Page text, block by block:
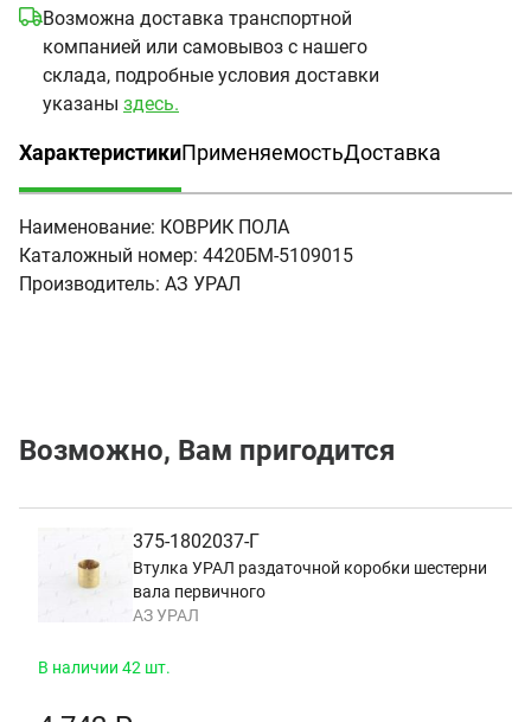
Возможна доставка транспортной
компанией или самовывоз с нашего
склада, подробные условия доставки
указаны здесь.
Характеристики
(активная вкладка)
ПрименяемостьДоставка
Наименование: КОВРИК ПОЛА
Каталожный номер: 4420БМ-5109015
Производитель: АЗ УРАЛ
Возможно, Вам пригодится
375-1802037-Г
Втулка УРАЛ раздаточной коробки шестерни
вала первичного
АЗ УРАЛ
В наличии 42 шт.